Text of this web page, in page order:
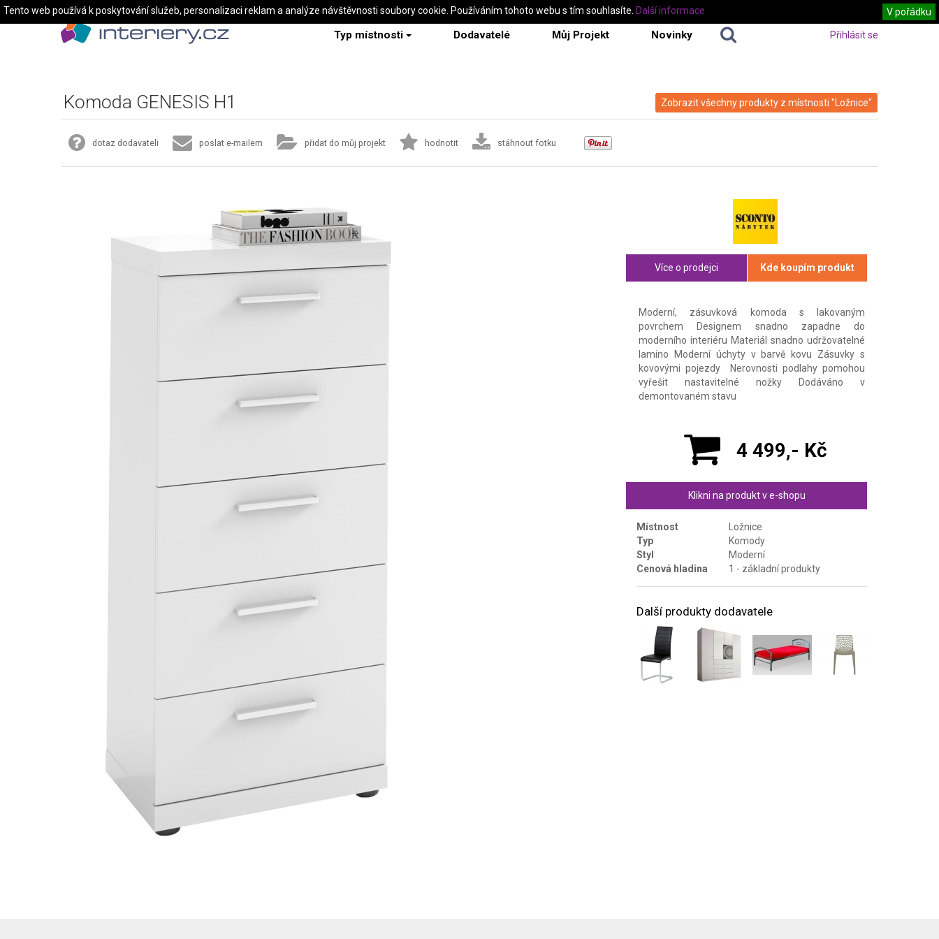
Typ místnosti Dodavatelé Můj Projekt Novinky Přihlásit se
Zobrazit všechny produkty z místnosti "Ložnice"
Komoda GENESIS H1
dotaz dodavateli poslat e-mailem přidat do můj projekt hodnotit stáhnout fotku
Více o prodejci Kde koupím produkt
Moderní, zásuvková komoda s lakovaným
povrchem Designem snadno zapadne do
moderního interiéru Materiál snadno udržovatelné
lamino Moderní úchyty v barvě kovu Zásuvky s
kovovými pojezdy Nerovnosti podlahy pomohou
vyřešit nastavitelné nožky Dodáváno v
demontovaném stavu
4 499,- Kč
Klikni na produkt v e-shopu
Místnost
Ložnice
Typ
Komody
Styl
Moderní
Cenová hladina
1 - základní produkty
Další produkty dodavatele
Tento web používá k poskytování služeb, personalizaci reklam a analýze návštěvnosti soubory cookie. Používáním tohoto webu s tím souhlasíte. V pořádku
Další informace